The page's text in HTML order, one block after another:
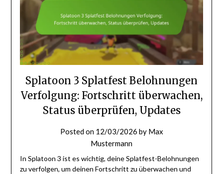
Splatoon 3 Splatfest Belohnungen
Verfolgung: Fortschritt überwachen,
Status überprüfen, Updates
Posted on 12/03/2026 by Max
Mustermann
In Splatoon 3 ist es wichtig, deine Splatfest-Belohnungen
zu verfolgen, um deinen Fortschritt zu überwachen und